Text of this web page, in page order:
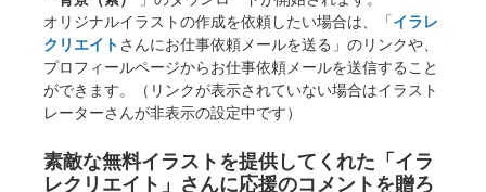
オリジナルイラストの作成を依頼したい場合は、「イラレ
クリエイトさんにお仕事依頼メールを送る」のリンクや、
プロフィールページからお仕事依頼メールを送信すること
ができます。（リンクが表示されていない場合はイラスト
レーターさんが非表示の設定中です）
素敵な無料イラストを提供してくれた「イラ
レクリエイト」さんに応援のコメントを贈ろ